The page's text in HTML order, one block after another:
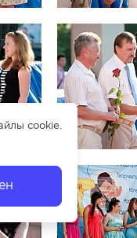
cookie.